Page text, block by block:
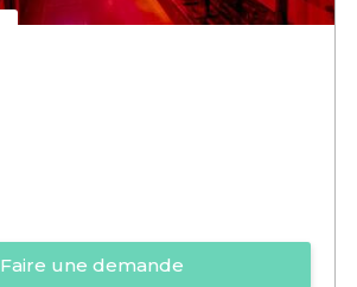
Faire une demande